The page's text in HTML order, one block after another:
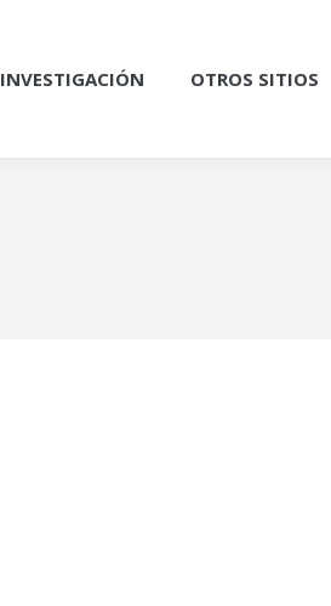
INVESTIGACIÓN OTROS SITIOS